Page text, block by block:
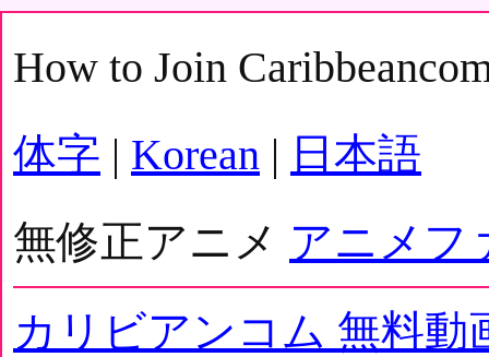
How to Join
体字 | Korean | 日本語
無修正アニメ アニメフ
カリビアンコム 無料動